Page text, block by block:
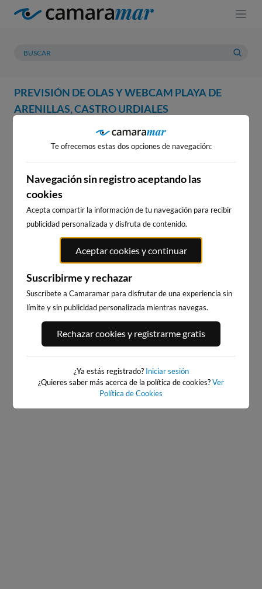
PREVISIÓN DE OLAS Y WEBCAM PLAYA DE
ARENILLAS, CASTRO URDIALES
PREVISIÓN METEOROLOGÍA
WEBCAM PLAYA DE ARENILLAS,
CASTRO URDIALES
WEBCAMS CERCANAS
15km · Noja
0.5 m CHOPI
PLAYA DE EL RIS
0.5 m CHOPI
Te ofrecemos estas dos opciones de navegación:
Navegación sin registro aceptando las
cookies
Acepta compartir la información de tu navegación para recibir
publicidad personalizada y disfruta de contenido.
Aceptar cookies y continuar
Suscribirme y rechazar
Suscríbete a Camaramar para disfrutar de una experiencia sin
límite y sin publicidad personalizada mientras navegas.
Rechazar cookies y registrarme gratis
¿Ya estás registrado? Iniciar sesión
¿Quieres saber más acerca de la política de cookies?Ver
Política de Cookies